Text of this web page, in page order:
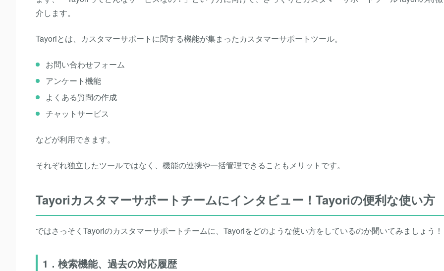
介します。
Tayoriとは、カスタマーサポートに関する機能が集まったカスタマーサポートツール。
お問い合わせフォーム
アンケート機能
よくある質問の作成
チャットサービス
などが利用できます。
それぞれ独立したツールではなく、 機能の連携や一括管理できることもメリットです。
Tayoriカスタマーサポートチームにインタビュー！Tayoriの便利な使い方
ではさっそくTayoriのカスタマーサポートチームに、Tayoriをどのような使い方をしているのか聞いてみましょう！
1．検索機能、過去の対応履歴